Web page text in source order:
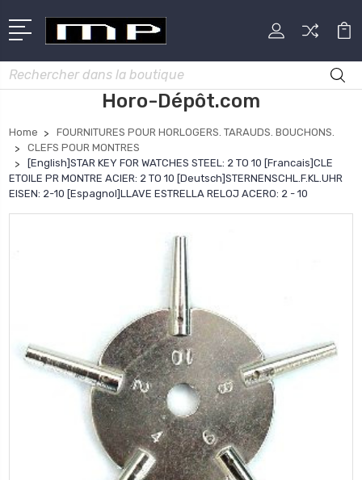
Rechercher
Horo-Dépôt.com
Home
FOURNITURES POUR HORLOGERS. TARAUDS. BOUCHONS.
CLEFS POUR MONTRES
[English]STAR KEY FOR WATCHES STEEL: 2 TO 10 [Francais]CLE
ETOILE PR MONTRE ACIER: 2 TO 10 [Deutsch]STERNENSCHL.F.KL.UHR
EISEN: 2-10 [Espagnol]LLAVE ESTRELLA RELOJ ACERO: 2 - 10